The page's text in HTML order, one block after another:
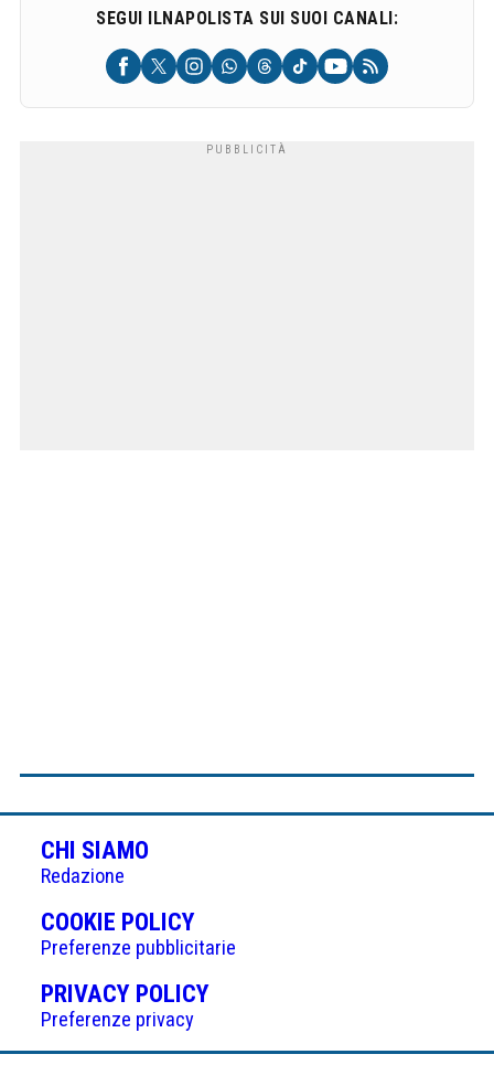
SEGUI ILNAPOLISTA SUI SUOI CANALI:
CHI SIAMO
Redazione
COOKIE POLICY(APRE
IN
UNA
NUOVA
Preferenze pubblicitarie
PRIVACY POLICY(APRE
UNA
Preferenze privacy